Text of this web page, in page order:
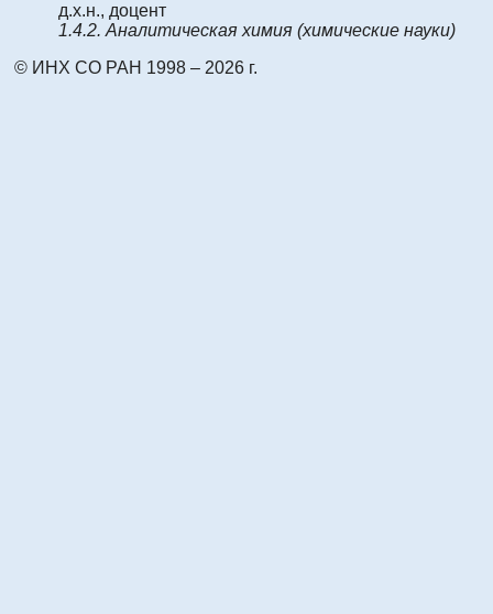
д.х.н., доцент
1.4.2. Аналитическая химия (химические науки)
© ИНХ СО РАН 1998 – 2026 г.